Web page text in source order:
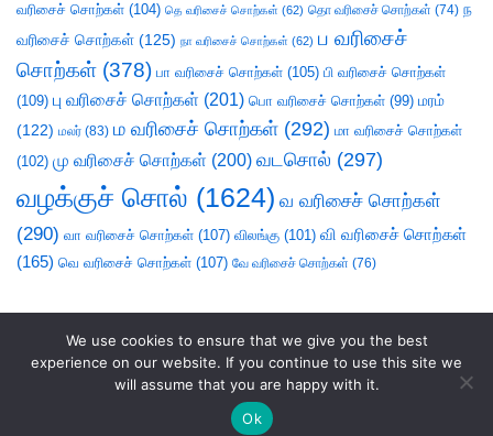
வரிசைச் சொற்கள் (104) தெ வரிசைச் சொற்கள் (62) தொ வரிசைச் சொற்கள் (74) ந
வரிசைச் சொற்கள் (125) நா வரிசைச் சொற்கள் (62) ப வரிசைச்
சொற்கள் (378) பா வரிசைச் சொற்கள் (105) பி வரிசைச் சொற்கள்
(109) பு வரிசைச் சொற்கள் (201) பொ வரிசைச் சொற்கள் (99) மரம்
(122) மலர் (83) ம வரிசைச் சொற்கள் (292) மா வரிசைச் சொற்கள்
(102) மு வரிசைச் சொற்கள் (200) வடசொல் (297)
வழக்குச் சொல் (1624) வ வரிசைச் சொற்கள்
(290) வா வரிசைச் சொற்கள் (107) விலங்கு (101) வி வரிசைச் சொற்கள்
(165) வெ வரிசைச் சொற்கள் (107) வே வரிசைச் சொற்கள் (76)
சொலல்வல்லன்|நல்லாயன்
We use cookies to ensure that we give you the best
experience on our website. If you continue to use this site we
will assume that you are happy with it.
Ok